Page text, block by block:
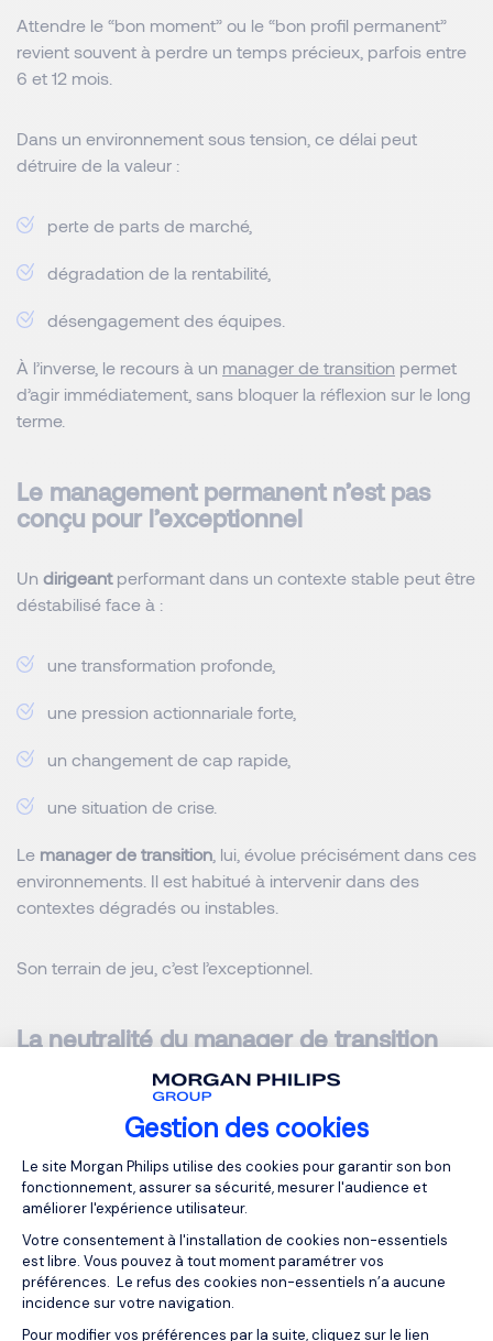
Gestion des cookies
Plateforme de Gestion du
Le site Morgan Philips utilise des cookies pour garantir son bon
fonctionnement, assurer sa sécurité, mesurer l'audience et
améliorer l'expérience utilisateur.
Votre consentement à l'installation de cookies non-essentiels
est libre. Vous pouvez à tout moment paramétrer vos
préférences. Le refus des cookies non-essentiels n’a aucune
incidence sur votre navigation.
Pour modifier vos préférences par la suite, cliquez sur le lien
Attendre le “bon moment” ou le “bon profil permanent”
revient souvent à perdre un temps précieux, parfois entre
6 et 12 mois.
Dans un environnement sous tension, ce délai peut
détruire de la valeur :
perte de parts de marché,
dégradation de la rentabilité,
désengagement des équipes.
À l’inverse, le recours à un manager de transition permet
d’agir immédiatement, sans bloquer la réflexion sur le long
terme.
Le management permanent n’est pas
conçu pour l’exceptionnel
Un dirigeant performant dans un contexte stable peut être
déstabilisé face à :
une transformation profonde,
une pression actionnariale forte,
un changement de cap rapide,
une situation de crise.
Le manager de transition , lui, évolue précisément dans ces
environnements. Il est habitué à intervenir dans des
contextes dégradés ou instables.
Son terrain de jeu, c’est l’exceptionnel.
La neutralité du manager de transition
Dans les périodes sensibles, la neutralité fait la différence.
Unmanager de transitionn’est pas pris dans les jeux de
pouvoir internes. Il n’a pas d’historique ni d’enjeux
politiques.
Cela lui permet :